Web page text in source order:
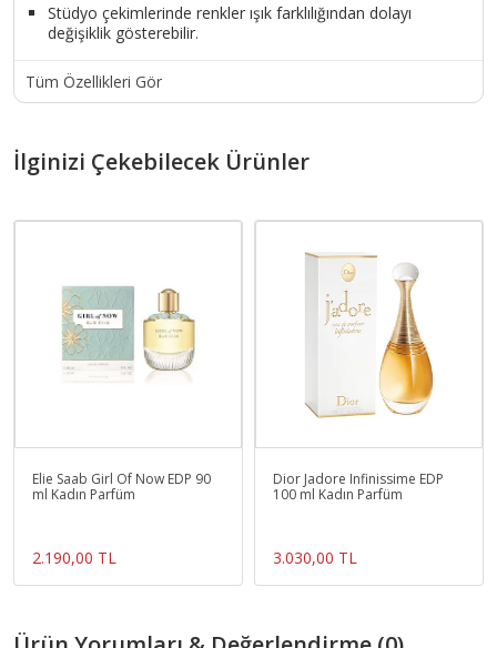
Stüdyo çekimlerinde renkler ışık farklılığından dolayı
değişiklik gösterebilir.
Tüm Özellikleri Gör
İlginizi Çekebilecek Ürünler
Elie Saab Girl Of Now EDP 90
ml Kadın Parfüm
2.190,00 TL
Dior Jadore Infinissime EDP
100 ml Kadın Parfüm
3.030,00 TL